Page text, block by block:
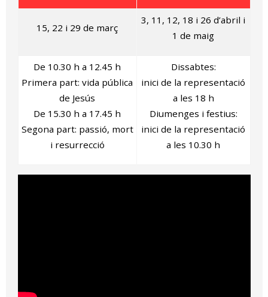
15, 22 i 29 de març
3, 11, 12, 18 i 26 d’abril i
1 de maig
De 10.30 h a 12.45 h
Primera part: vida pública
de Jesús
De 15.30 h a 17.45 h
Segona part: passió, mort
i resurrecció
Dissabtes:
inici de la representació
a les 18 h
Diumenges i festius:
inici de la representació
a les 10.30 h